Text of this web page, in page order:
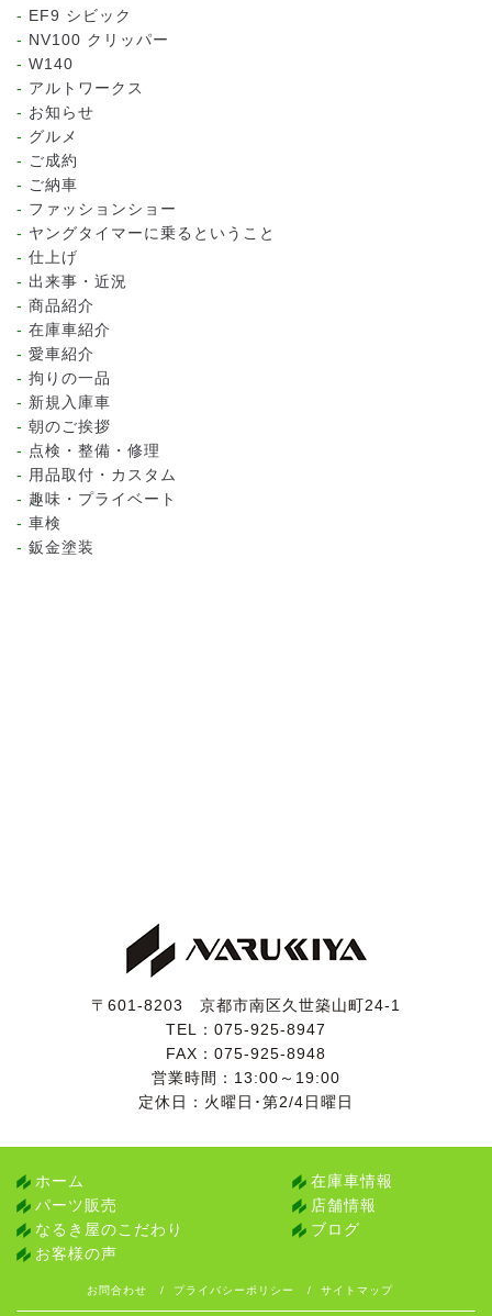
EF9 シビック
NV100 クリッパー
W140
アルトワークス
お知らせ
グルメ
ご成約
ご納車
ファッションショー
ヤングタイマーに乗るということ
仕上げ
出来事・近況
商品紹介
在庫車紹介
愛車紹介
拘りの一品
新規入庫車
朝のご挨拶
点検・整備・修理
用品取付・カスタム
趣味・プライベート
車検
鈑金塗装
〒601-8203 京都市南区久世築山町24-1
TEL： 075-925-8947
FAX：075-925-8948
営業時間：13:00～19:00
定休日：火曜日･第2/4日曜日
ホーム
在庫車情報
パーツ販売
店舗情報
なるき屋のこだわり
ブログ
お客様の声
お問合わせ プライバシーポリシー サイトマップ